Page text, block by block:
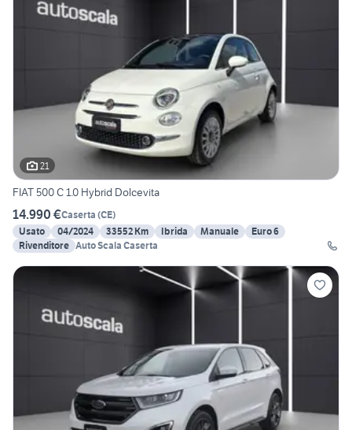
21
FIAT 500 C 1.0 Hybrid Dolcevita
14.990 €Caserta (CE)
Usato
04/2024 33552 Km Ibrida Manuale
Euro 6
Rivenditore Auto Scala Caserta